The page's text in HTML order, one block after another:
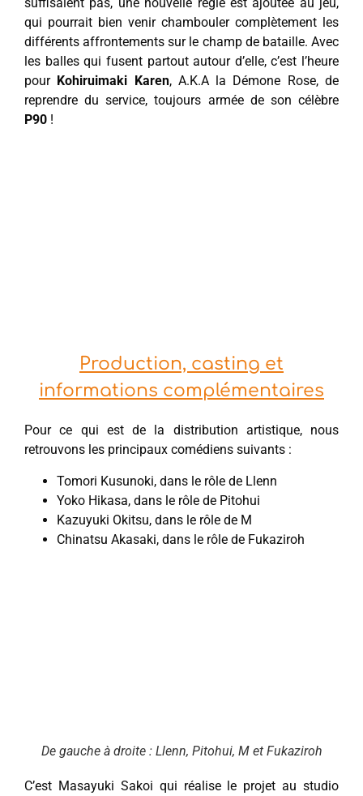
qui pourrait bien venir chambouler complètement les
différents affrontements sur le champ de bataille. Avec
les balles qui fusent partout autour d’elle, c’est l’heure
pour Kohiruimaki Karen, A.K.A la Démone Rose, de
reprendre du service, toujours armée de son célèbre
P90 !
Production, casting et
informations complémentaires
Pour ce qui est de la distribution artistique, nous
retrouvons les principaux comédiens suivants :
Tomori Kusunoki, dans le rôle de Llenn
Yoko Hikasa, dans le rôle de Pitohui
Kazuyuki Okitsu, dans le rôle de M
Chinatsu Akasaki, dans le rôle de Fukaziroh
De gauche à droite : Llenn, Pitohui, M et Fukaziroh
C’est Masayuki Sakoi qui réalise le projet au studio